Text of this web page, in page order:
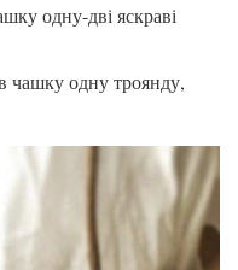
одну-дві яскраві
чашку одну троянду,